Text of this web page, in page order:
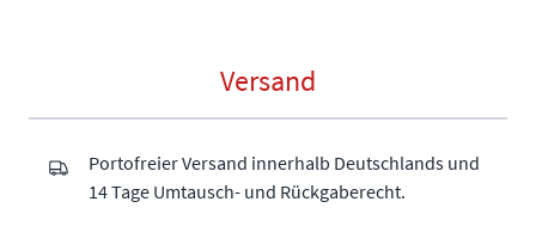
Versand
Portofreier Versand innerhalb Deutschlands und
14 Tage Umtausch- und Rückgaberecht.